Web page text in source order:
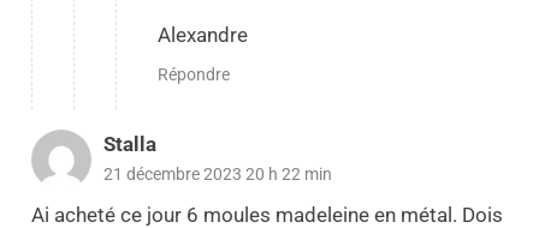
Alexandre
Répondre
Stalla
21 décembre 2023 20 h 22 min
Ai acheté ce jour 6 moules madeleine en métal. Dois